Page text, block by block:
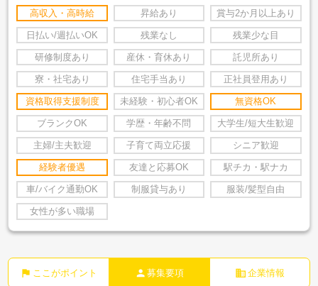
高収入・高時給 昇給あり 賞与2か月以上あり
日払い/週払いOK 残業なし 残業少な目
研修制度あり 産休・育休あり 託児所あり
寮・社宅あり 住宅手当あり 正社員登用あり
資格取得支援制度 未経験・初心者OK 無資格OK
ブランクOK 学歴・年齢不問 大学生/短大生歓迎
主婦/主夫歓迎 子育て両立応援 シニア歓迎
経験者優遇 友達と応募OK 駅チカ・駅ナカ
車/バイク通勤OK 制服貸与あり 服装/髪型自由
女性が多い職場
flag ここがポイント person 募集要項 business 企業情報